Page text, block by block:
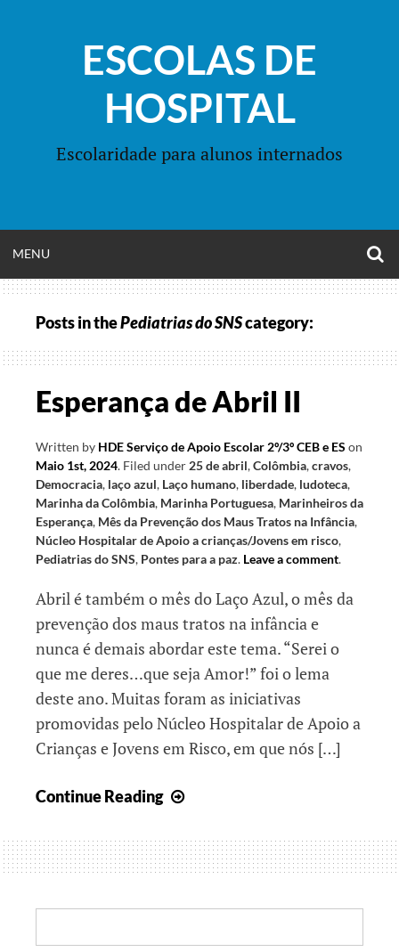
ESCOLAS DE
HOSPITAL
Escolaridade para alunos internados
MENU
MENU
Posts in thePediatrias do SNScategory:
Esperança de Abril II
Written by HDE Serviço de Apoio Escolar 2º/3º CEB e ES on
Maio 1st, 2024. Filed under 25 de abril,Colômbia,cravos,
Democracia, laço azul, Laço humano, liberdade, ludoteca,
Marinha da Colômbia, Marinha Portuguesa, Marinheiros da
Esperança, Mês da Prevenção dos Maus Tratos na Infância,
Núcleo Hospitalar de Apoio a crianças/Jovens em risco,
Pediatrias do SNS, Pontes para a paz. Leave a comment.
Abril é também o mês do Laço Azul, o mês da
prevenção dos maus tratos na infância e
nunca é demais abordar este tema. “Serei o
que me deres…que seja Amor!” foi o lema
deste ano. Muitas foram as iniciativas
promovidas pelo Núcleo Hospitalar de Apoio a
Crianças e Jovens em Risco, em que nós […]
Continue Reading
Abril
II